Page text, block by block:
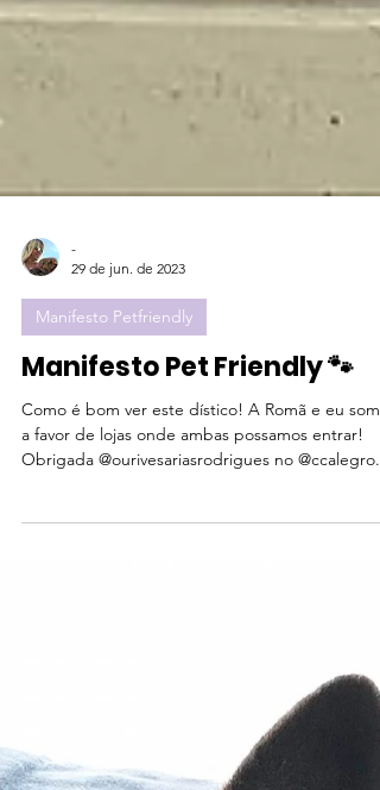
-
29 de jun. de 2023
Manifesto Petfriendly
Manifesto Pet Friendly 🐾
a favor de lojas onde ambas possamos entrar!